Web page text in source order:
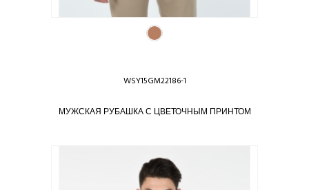
WSY15GM22186-1
МУЖСКАЯ РУБАШКА С ЦВЕТОЧНЫМ ПРИНТОМ